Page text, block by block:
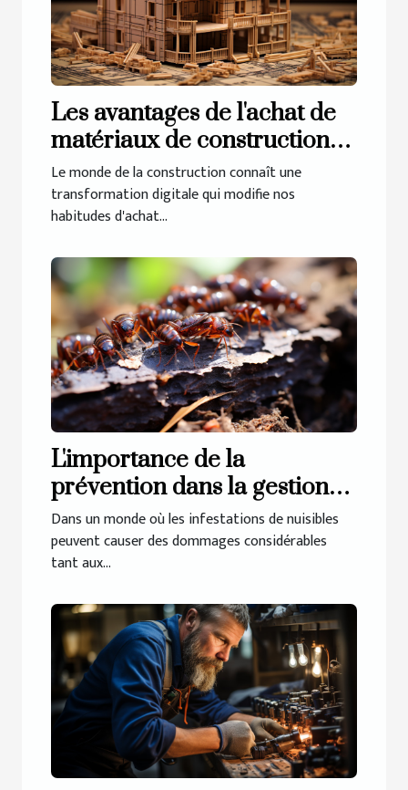
Les avantages de l'achat de
matériaux de construction
en ligne
Le monde de la construction connaît une
transformation digitale qui modifie nos
habitudes d'achat...
L'importance de la
prévention dans la gestion
des infestations de nuisibles
Dans un monde où les infestations de nuisibles
peuvent causer des dommages considérables
tant aux...